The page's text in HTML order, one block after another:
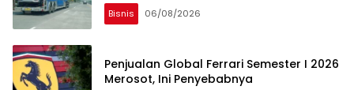
Bisnis 06/08/2026
Penjualan Global Ferrari Semester I 2026
Merosot, Ini Penyebabnya